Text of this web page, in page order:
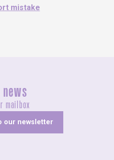
mistake
news
mailbox
our newsletter